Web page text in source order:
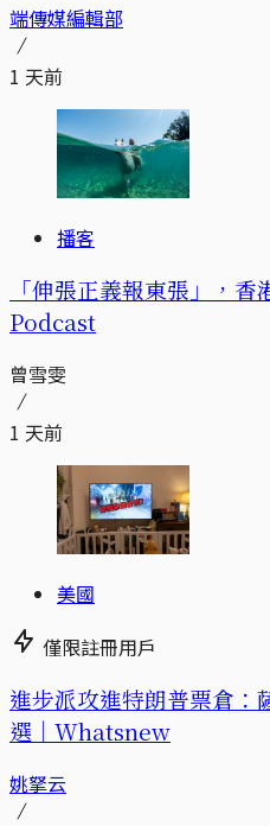
端傳媒編輯部
1 天前
播客
「伸張正義報東張」，
Podcast
曾雪雯
1 天前
美國
僅限註冊用戶
進步派攻進特朗普票倉：
選｜Whatsnew
姚拏云